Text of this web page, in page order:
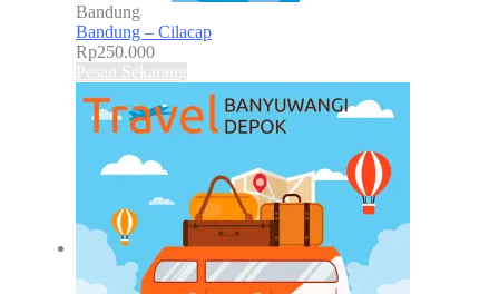
Bandung
Bandung – Cilacap
Rp250.000
Pesan Sekarang